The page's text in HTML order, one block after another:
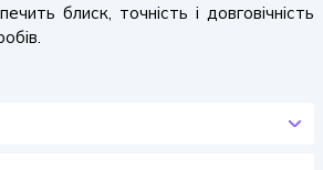
блиск, точність і довговічність